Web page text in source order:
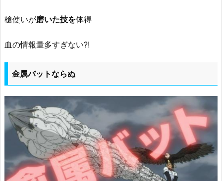
槍使いが磨いた技を体得
血の情報量多すぎない?!
金属バットならぬ